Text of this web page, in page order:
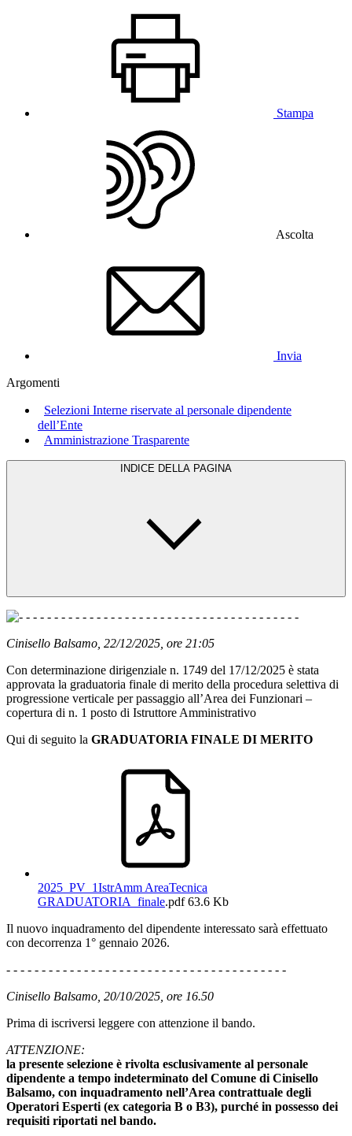
Stampa
Ascolta
Invia
Argomenti
Selezioni Interne riservate al personale dipendente
dell’Ente
Amministrazione Trasparente
INDICE DELLA PAGINA
- - - - - - - - - - - - - - - - - - - - - - - - - - - - - - - - - - - - - - -
Cinisello Balsamo, 22/12/2025, ore 21:05
Con determinazione dirigenziale n. 1749 del 17/12/2025 è stata
approvata la graduatoria finale di merito della procedura selettiva di
progressione verticale per passaggio all’Area dei Funzionari –
copertura di n. 1 posto di Istruttore Amministrativo
Qui di seguito la GRADUATORIA FINALE DI MERITO
2025_PV_1IstrAmm AreaTecnica
GRADUATORIA_finale.pdf63.6 Kb
Il nuovo inquadramento del dipendente interessato sarà effettuato
con decorrenza 1° gennaio 2026.
- - - - - - - - - - - - - - - - - - - - - - - - - - - - - - - - - - - - - - - -
Cinisello Balsamo, 20/10/2025, ore 16.50
Prima di iscriversi leggere con attenzione il bando.
ATTENZIONE:
la presente selezione è rivolta esclusivamente al personale
dipendente a tempo indeterminato del Comune di Cinisello
Balsamo, con inquadramento nell’Area contrattuale degli
Operatori Esperti (ex categoria B o B3), purché in possesso dei
requisiti riportati nel bando.